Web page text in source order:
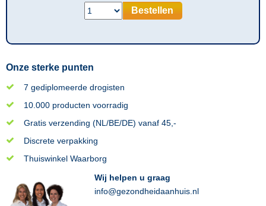
Bestellen
Onze sterke punten
7 gediplomeerde drogisten
10.000 producten voorradig
Gratis verzending (NL/BE/DE) vanaf 45,-
Discrete verpakking
Thuiswinkel Waarborg
Wij helpen u graag
info@gezondheidaanhuis.nl